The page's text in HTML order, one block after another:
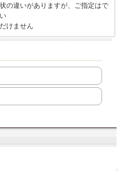
の違いがありますが、ご指定はで
けません